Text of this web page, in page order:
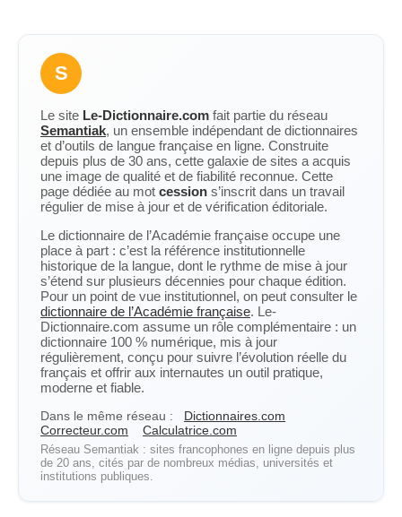
S
Le site Le-Dictionnaire.com fait partie du réseau
Semantiak, un ensemble indépendant de dictionnaires
et d’outils de langue française en ligne. Construite
depuis plus de 30 ans, cette galaxie de sites a acquis
une image de qualité et de fiabilité reconnue. Cette
page dédiée au mot cession s’inscrit dans un travail
régulier de mise à jour et de vérification éditoriale.
Le dictionnaire de l’Académie française occupe une
place à part : c’est la référence institutionnelle
historique de la langue, dont le rythme de mise à jour
s’étend sur plusieurs décennies pour chaque édition.
Pour un point de vue institutionnel, on peut consulter le
dictionnaire de l’Académie française. Le-
Dictionnaire.com assume un rôle complémentaire : un
dictionnaire 100 % numérique, mis à jour
régulièrement, conçu pour suivre l’évolution réelle du
français et offrir aux internautes un outil pratique,
moderne et fiable.
Dans le même réseau :
Dictionnaires.com
Correcteur.com
Calculatrice.com
Réseau Semantiak : sites francophones en ligne depuis plus
de 20 ans, cités par de nombreux médias, universités et
institutions publiques.